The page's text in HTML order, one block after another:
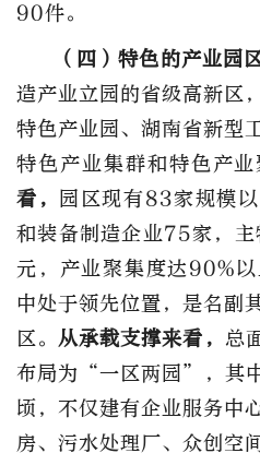
90件。
（四）特色的产业园
造产业立园的省级高新区
特色产业园、湖南省新型
特色产业集群和特色产业
看，
园区现有83家规模
和装备制造企业75家，
元，产业聚集度达90%
中处于领先位置，是名副
区。 从承载支撑来看， 总
布局为“一区两园”，其
顷，不仅建有企业服务中
房、污水处理厂、众创空